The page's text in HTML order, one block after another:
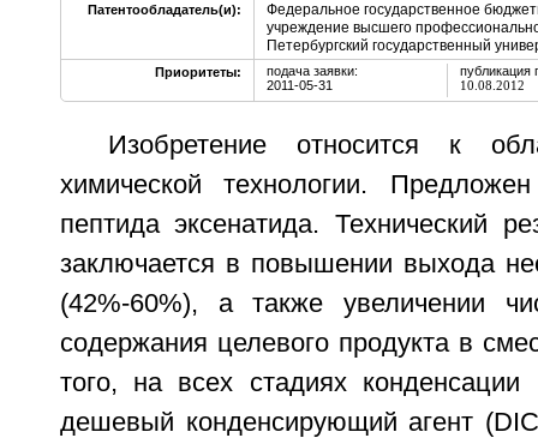
Патентообладатель(и):
Федеральное государственное
учреждение высшего
Петербургский государственный
Приоритеты:
подача заявки:
2011-05-31
публикация
10.08.2012
Изобретение относится к
химической технологии.
пептида эксенатида. Технический
заключается в повышении выхода
(42%-60%), а также увеличении
содержания целевого продукта в
того, на всех стадиях конденсации
дешевый конденсирующий агент